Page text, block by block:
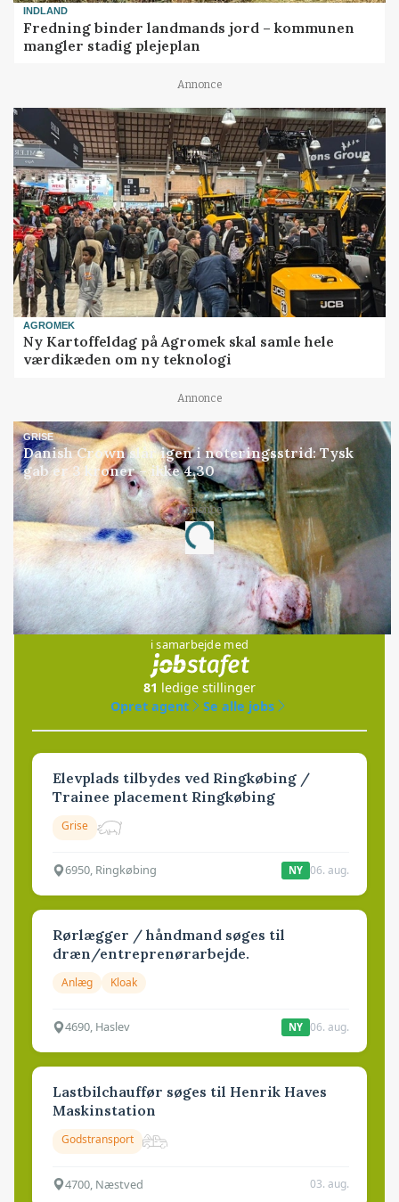
INDLAND
Fredning binder landmands jord – kommunen
mangler stadig plejeplan
Annonce
AGROMEK
Ny Kartoffeldag på Agromek skal samle hele
værdikæden om ny teknologi
Annonce
GRISE
Danish Crown slår igen i noteringsstrid: Tysk
gab er 3 kroner – ikke 4,30
Annonce
Loading...
Jobs
i samarbejde med
81 ledige stillinger
Opret agent
Se alle jobs
Elevplads tilbydes ved Ringkøbing /
Trainee placement Ringkøbing
Grise
6950, Ringkøbing NY 06. aug.
Rørlægger / håndmand søges til
dræn/entreprenørarbejde.
Anlæg Kloak
4690, Haslev NY 06. aug.
Lastbilchauffør søges til Henrik Haves
Maskinstation
Godstransport
4700, Næstved 03. aug.